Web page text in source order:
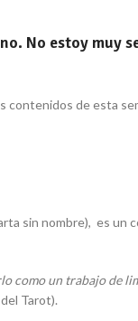
No estoy muy
de esta
sin nombre), es
como un trabajo de
Tarot).